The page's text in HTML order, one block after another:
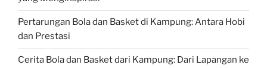
Pertarungan Bola dan Basket di Kampung: Antara Hobi
dan Prestasi
Cerita Bola dan Basket dari Kampung: Dari Lapangan ke